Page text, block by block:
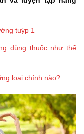
tuýp 1
dùng thuốc như thế
loại chính nào?